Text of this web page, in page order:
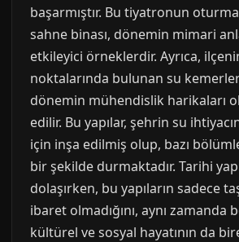
başarmıştır. Bu tiyatronun oturma
sahne binası, dönemin mimari
etkileyici örneklerdir. Ayrıca,
noktalarında bulunan su
dönemin mühendislik harikaları
edilir. Bu yapılar, şehrin su
için inşa edilmiş olup, bazı
bir şekilde durmaktadır. Tarihi
dolaşırken, bu yapıların sadece
ibaret olmadığını, aynı zamanda
kültürel ve sosyal hayatının da